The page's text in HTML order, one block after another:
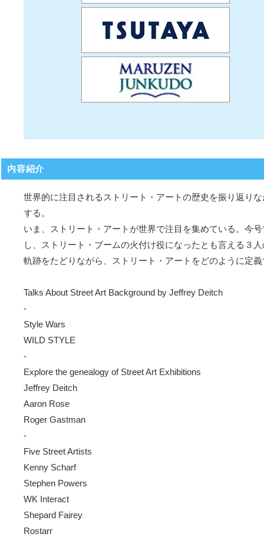
内容紹介
世界的に注目されるストリート・アートの歴史を振り返り
する。
いま、ストリート・アートが世界で注目を集めている。今
し、ストリート・ブームの火付け役になったとも言える３
軌跡をたどりながら、ストリート・アートをどのように定
Talks About Street Art Background by Jeffrey Deitch
-
Style Wars
WILD STYLE
-
Explore the genealogy of Street Art Exhibitions
Jeffrey Deitch
Aaron Rose
Roger Gastman
-
Five Street Artists
Kenny Scharf
Stephen Powers
WK Interact
Shepard Fairey
Rostarr